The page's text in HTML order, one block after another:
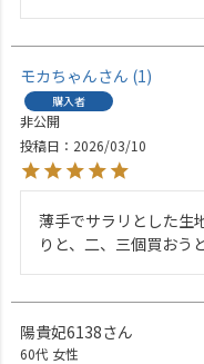
モカちゃん 1
購入者
非公開
投稿日
2026/03/10
薄手でサラリとした生
りと、二、三個買おう
陽貴妃6138
60代 女性